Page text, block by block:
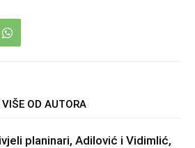
VIŠE OD AUTORA
planinari, Adilović i Vidimlić,